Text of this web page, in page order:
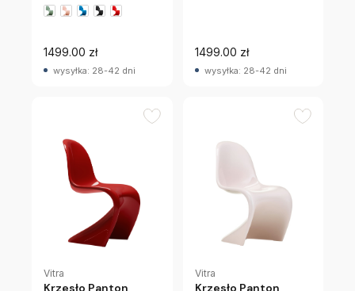
1499.00 zł
wysyłka: 28-42 dni
1499.00 zł
wysyłka: 28-42 dni
Vitra
Krzesło Panton
Vitra
Krzesło Panton